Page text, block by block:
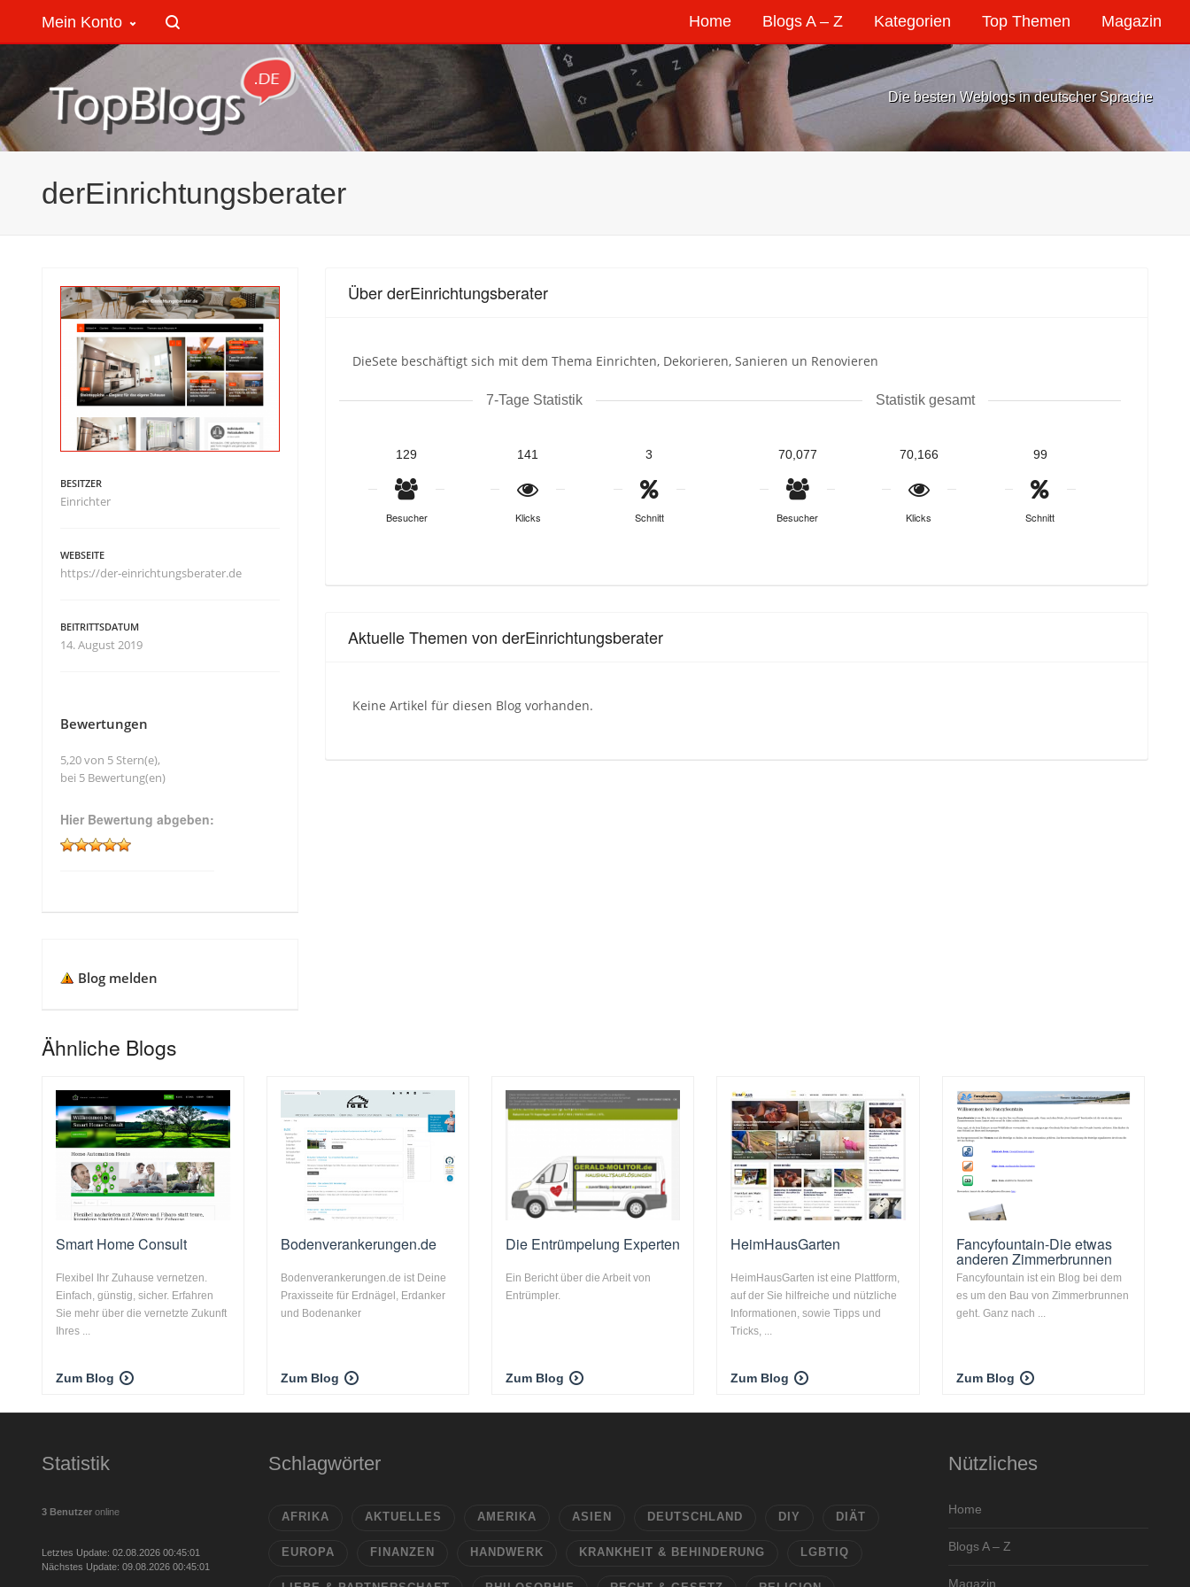
Home Blogs A – Z Kategorien Top Themen Magazin
Mein Konto
Die besten Weblogs in deutscher Sprache
derEinrichtungsberater
Über derEinrichtungsberater
DieSete beschäftigt sich mit dem Thema Einrichten, Dekorieren, Sanieren un Renovieren
7-Tage Statistik
129
Besucher
141
Klicks
3
Schnitt
Statistik gesamt
70,077
Besucher
70,166
Klicks
99
Schnitt
Aktuelle Themen von derEinrichtungsberater
Keine Artikel für diesen Blog vorhanden.
BESITZER
Einrichter
WEBSEITE
https://der-einrichtungsberater.de
BEITRITTSDATUM
14. August 2019
Bewertungen
5,20 von 5 Stern(e),
bei 5 Bewertung(en)
Hier Bewertung abgeben:
Blog melden
Ähnliche Blogs
Smart Home Consult
Flexibel Ihr Zuhause vernetzen.
Einfach, günstig, sicher. Erfahren
Sie mehr über die vernetzte Zukunft
Ihres ...
Zum Blog
Bodenverankerungen.de
Bodenverankerungen.de ist Deine
Praxisseite für Erdnägel, Erdanker
und Bodenanker
Zum Blog
Die Entrümpelung Experten
Ein Bericht über die Arbeit von
Entrümpler.
Zum Blog
HeimHausGarten
HeimHausGarten ist eine Plattform,
auf der Sie hilfreiche und nützliche
Informationen, sowie Tipps und
Tricks, ...
Zum Blog
Fancyfountain-Die etwas
anderen Zimmerbrunnen
Fancyfountain ist ein Blog bei dem
es um den Bau von Zimmerbrunnen
geht. Ganz nach ...
Zum Blog
Statistik
3 Benutzer online
Letztes Update: 02.08.2026 00:45:01
Nächstes Update: 09.08.2026 00:45:01
Schlagwörter
AFRIKA AKTUELLES AMERIKA ASIEN DEUTSCHLAND DIY DIÄT
EUROPA FINANZEN HANDWERK KRANKHEIT & BEHINDERUNG LGBTIQ
Nützliches
Home
Blogs A – Z
Magazin